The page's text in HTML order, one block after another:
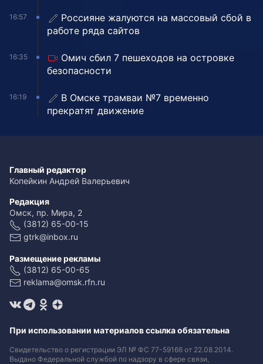
16:57
Россияне жалуются на массовый сбой в
работе ряда сайтов
16:35
Омич сбил 7 пешеходов на островке
безопасности
16:19
В Омске трамваи №7 временно
прекратят движение
Главный редактор
Копейкин Андрей Валерьевич
Редакция
Омск, пр. Мира, 2
(3812) 65-00-15
gtrk@inbox.ru
Размещение рекламы
(3812) 65-00-65
reklama@omsk.rfn.ru
При использовании материалов ссылка обязательна
Свидетельство о регистрации ЭЛ № ФС 77-59166 от 22.08.2014.
Выдано Федеральной службой по надзору в сфере связи,